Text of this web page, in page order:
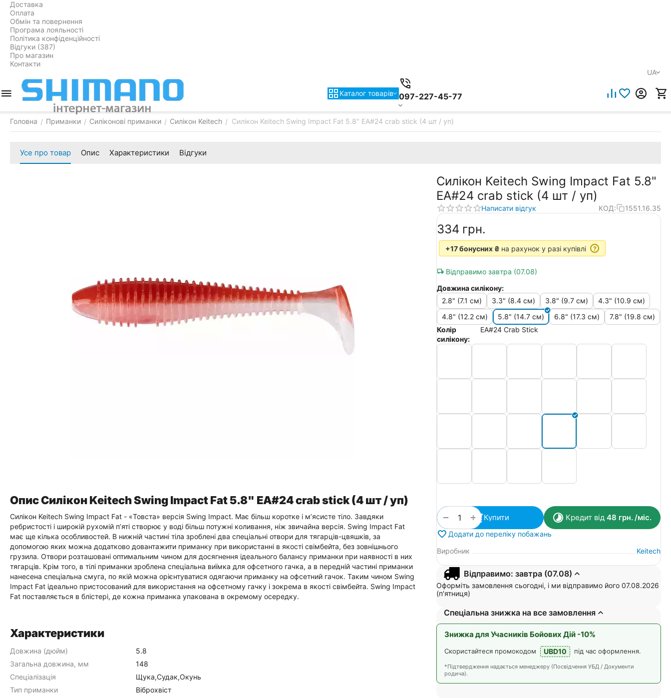
Доставка
Оплата
Обмін та повернення
Програма лояльності
Політика конфіденційності
Відгуки (387)
Про магазин
Контакти
UA
Каталог товарiв 097-227-45-77
Головна / Приманки / Силіконові приманки / Силікон Keitech / Силікон Keitech Swing Impact Fat 5.8" EA#24 crab stick (4 шт / уп)
Усе про товар Опис Характеристики Відгуки
Силікон Keitech Swing Impact Fat 5.8"
EA#24 crab stick (4 шт / уп)
Написати відгук КОД: 1551.16.35
‍334‍ грн.
+17 бонусних ₴ на рахунок у разі купівлі ?
Відправимо завтра (07.08)
Довжина силікону:
2.8" (7.1 см)
3.3" (8.4 см) 3.8" (9.7 см)
4.3" (10.9 см)
4.8" (12.2 см)
5.8" (14.7 см) 6.8" (17.3 см)
7.8" (19.8 см)
Колір
силікону:
EA#24 Crab Stick
+
− Купити Кредит від 48 грн./міс.
Додати до переліку побажань
Виробник
Keitech
Відправимо: завтра (07.08)
Оформіть замовлення сьогодні, і ми відправимо його 07.08.2026
(п'ятниця)
Спеціальна знижка на все замовлення
Знижка для Учасників Бойових Дій -10%
Скористайтеся промокодом UBD10 під час оформлення.
*Підтвердження надається менеджеру (Посвідчення УБД / Документи
родича).
Опис Силікон Keitech Swing Impact Fat 5.8" EA#24 crab stick (4 шт / уп)
Силікон Keitech Swing Impact Fat - «Товста» версія Swing Impact. Має більш коротке і м’ясисте тіло. Завдяки
ребристості і широкій рухомій п’яті створює у воді більш потужні коливання, ніж звичайна версія. Swing Impact Fat
має ще кілька особливостей. В нижній частині тіла зроблені два спеціальні отвори для тягарців-цвяшків, за
допомогою яких можна додатково довантажити приманку при використанні в якості свімбейта, без зовнішнього
грузила. Отвори розташовані оптимальним чином для досягнення ідеального балансу приманки при наявності в них
тягарців. Крім того, в тілі приманки зроблена спеціальна виїмка для офсетного гачка, а в передній частині приманки
нанесена спеціальна смуга, по якій можна орієнтуватися одягаючи приманку на офсетний гачок. Таким чином Swing
Impact Fat ідеально пристосований для використання на офсетному гачку і зокрема в якості свімбейта. Swing Impact
Fat поставляється в блістері, де кожна приманка упакована в окремому осередку.
Характеристики
Довжина (дюйм)
5.8
Загальна довжина, мм
148
Спеціалізація
Щука,Судак,Окунь
Тип приманки
Віброхвіст